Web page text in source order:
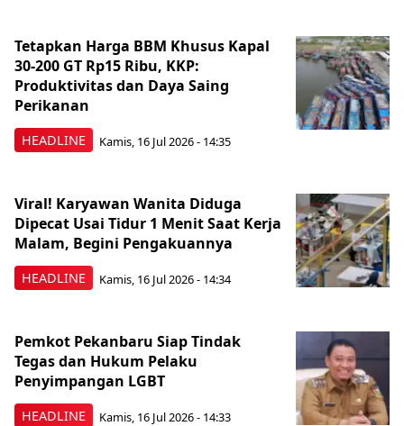
HEADLINE
Tetapkan Harga BBM Khusus Kapal
30-200 GT Rp15 Ribu, KKP:
Produktivitas dan Daya Saing
Perikanan
Kamis, 16 Jul 2026 - 14:35
HEADLINE
Viral! Karyawan Wanita Diduga
Dipecat Usai Tidur 1 Menit Saat Kerja
Malam, Begini Pengakuannya
Kamis, 16 Jul 2026 - 14:34
HEADLINE
Pemkot Pekanbaru Siap Tindak
Tegas dan Hukum Pelaku
Penyimpangan LGBT
Kamis, 16 Jul 2026 - 14:33